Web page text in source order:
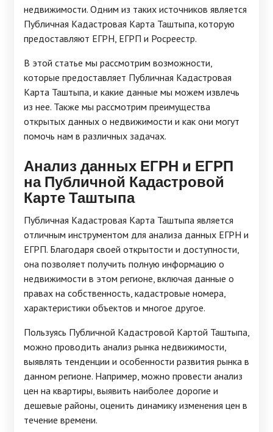
недвижимости. Одним из таких источников является
Публичная Кадастровая Карта Таштыпа, которую
предоставляют ЕГРН, ЕГРП и Росреестр.
В этой статье мы рассмотрим возможности,
которые предоставляет Публичная Кадастровая
Карта Таштыпа, и какие данные мы можем извлечь
из нее. Также мы рассмотрим преимущества
открытых данных о недвижимости и как они могут
помочь нам в различных задачах.
Анализ данных ЕГРН и ЕГРП
на Публичной Кадастровой
Карте Таштыпа
Публичная Кадастровая Карта Таштыпа является
отличным инструментом для анализа данных ЕГРН и
ЕГРП. Благодаря своей открытости и доступности,
она позволяет получить полную информацию о
недвижимости в этом регионе, включая данные о
правах на собственность, кадастровые номера,
характеристики объектов и многое другое.
Пользуясь Публичной Кадастровой Картой Таштыпа,
можно проводить анализ рынка недвижимости,
выявлять тенденции и особенности развития рынка в
данном регионе. Например, можно провести анализ
цен на квартиры, выявить наиболее дорогие и
дешевые районы, оценить динамику изменения цен в
течение времени.